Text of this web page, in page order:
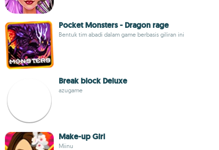
Pocket Monsters - Dragon rage
Bentuk tim abadi dalam game berbasis giliran ini
Break block Deluxe
azugame
Make-up Girl
Miinu